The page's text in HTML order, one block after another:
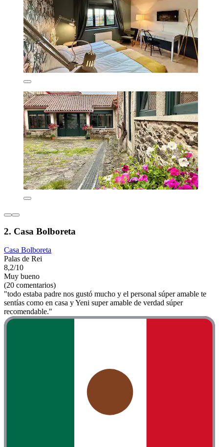
2. Casa Bolboreta
Casa Bolboreta
Palas de Rei
8,2/10
Muy bueno
(20 comentarios)
"todo estaba padre nos gustó mucho y el personal súper amable te
sentías como en casa y Yeni super amable de verdad súper
recomendable."